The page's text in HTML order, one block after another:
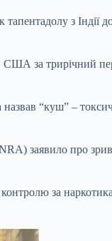
з Індії
США за трирічний
назвав “куш” –
заявило про зрив
контролю за